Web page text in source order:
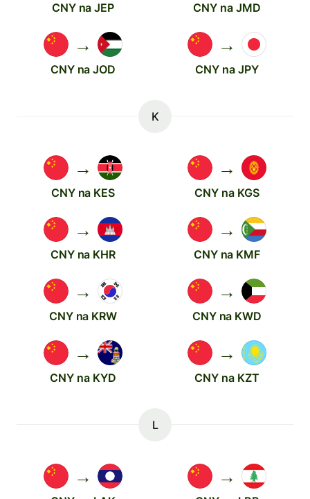
CNY na JEP CNY na JMD
→
CNY na JOD
→
CNY na JPY
K
→
CNY na KES
→
CNY na KGS
→
CNY na KHR
→
CNY na KMF
→
CNY na KRW
→
CNY na KWD
→
CNY na KYD
→
CNY na KZT
L
→ →